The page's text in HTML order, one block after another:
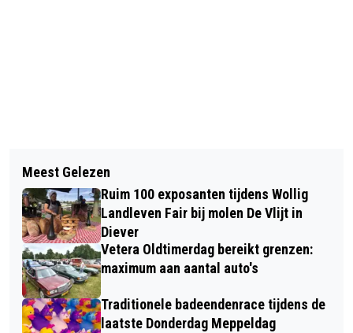
MOORE MKW MEPPEL SPONSOR
STEDELIJK MUSEUM MEPPEL
JUBILEUM HIGHLANDGAMES WORDT
GEVIERD MET SCHOTSE
HOOGLANDERS, BÖKKERS ÉN
HEINOOS
Meest Gelezen
Ruim 100 exposanten tijdens Wollig
Landleven Fair bij molen De Vlijt in
Diever
Vetera Oldtimerdag bereikt grenzen:
maximum aan aantal auto's
Traditionele badeendenrace tijdens de
laatste Donderdag Meppeldag